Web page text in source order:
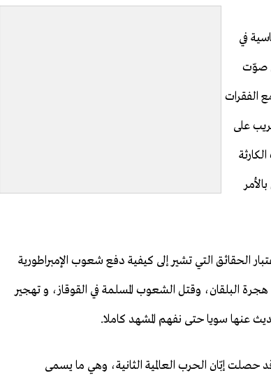
في
الذي صوّت
الفقرات
على
بالأمر
الحقائق التي تشير إلى كيفية دفع شعوب الإمبراطورية
البلقان، وقتل الشعوب المسلمة في القوقاز، و تهجير
عنها سويا حتى نفهم المشهد كاملا.
حصلت إبّان الحرب العالمية الثانية، وهي ما يسمى